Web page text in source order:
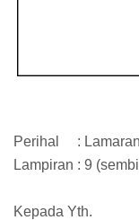
Perihal
:
Lampiran : 9
Kepada Yth.